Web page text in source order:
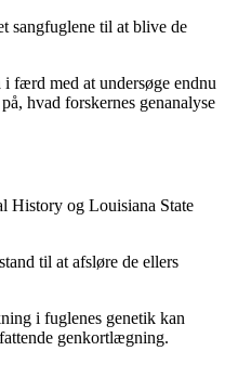
sangfuglene til at blive de
færd med at undersøge endnu
hvad forskernes genanalyse
History og Louisiana State
til at afsløre de ellers
i fuglenes genetik kan
genkortlægning.